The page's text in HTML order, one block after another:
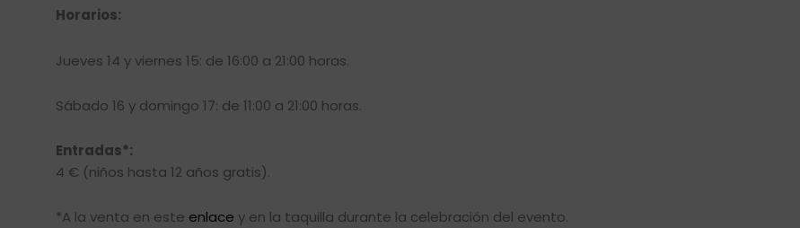
Horarios:
Jueves 14 y viernes 15: de 16:00 a 21:00 horas.
Sábado 16 y domingo 17: de 11:00 a 21:00 horas.
Entradas*:
4 € (niños hasta 12 años gratis).
*A la venta en este enlace y en la taquilla durante la celebración del evento.